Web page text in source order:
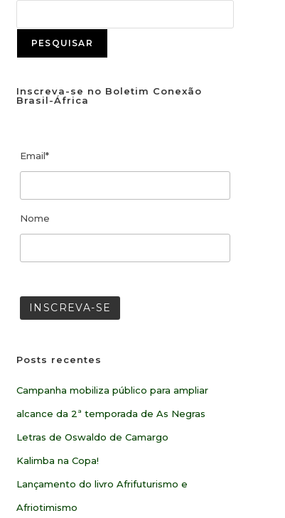
PESQUISAR
Inscreva-se no Boletim Conexão
Brasil-África
Email*
Nome
Posts recentes
Campanha mobiliza público para ampliar
alcance da 2ª temporada de As Negras
Letras de Oswaldo de Camargo
Kalimba na Copa!
Lançamento do livro Afrifuturismo e
Afriotimismo